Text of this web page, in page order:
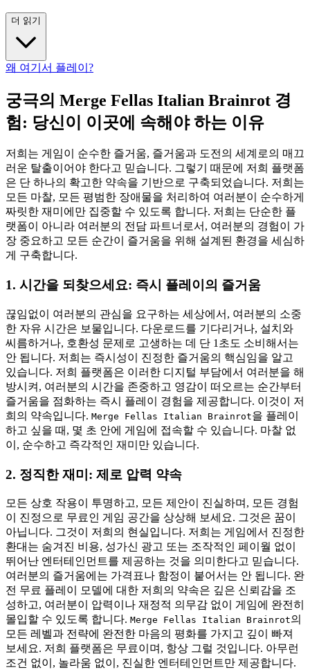
더 읽기
왜 여기서 플레이?
궁극의 Merge Fellas Italian Brainrot 경
험: 당신이 이곳에 속해야 하는 이유
저희는 게임이 순수한 즐거움, 즐거움과 도전의 세계로의 매끄
러운 탈출이어야 한다고 믿습니다. 그렇기 때문에 저희 플랫폼
은 단 하나의 확고한 약속을 기반으로 구축되었습니다. 저희는
모든 마찰, 모든 평범한 장애물을 처리하여 여러분이 순수하게
짜릿한 재미에만 집중할 수 있도록 합니다. 저희는 단순한 플
랫폼이 아니라 여러분의 전담 파트너로서, 여러분의 경험이 가
장 중요하고 모든 순간이 즐거움을 위해 설계된 환경을 세심하
게 구축합니다.
1. 시간을 되찾으세요: 즉시 플레이의 즐거움
끊임없이 여러분의 관심을 요구하는 세상에서, 여러분의 소중
한 자유 시간은 보물입니다. 다운로드를 기다리거나, 설치와
씨름하거나, 호환성 문제로 고생하는 데 단 1초도 소비해서는
안 됩니다. 저희는 즉시성이 진정한 즐거움의 핵심임을 알고
있습니다. 저희 플랫폼은 이러한 디지털 부담에서 여러분을 해
방시켜, 여러분의 시간을 존중하고 영감이 떠오르는 순간부터
즐거움을 점화하는 즉시 플레이 경험을 제공합니다. 이것이 저
희의 약속입니다. Merge Fellas Italian Brainrot을 플레이
하고 싶을 때, 몇 초 안에 게임에 접속할 수 있습니다. 마찰 없
이, 순수하고 즉각적인 재미만 있습니다.
2. 정직한 재미: 제로 압력 약속
모든 상호 작용이 투명하고, 모든 제안이 진실하며, 모든 경험
이 진정으로 무료인 게임 공간을 상상해 보세요. 그것은 꿈이
아닙니다. 그것이 저희의 현실입니다. 저희는 게임에서 진정한
환대는 숨겨진 비용, 성가신 광고 또는 조작적인 페이월 없이
뛰어난 엔터테인먼트를 제공하는 것을 의미한다고 믿습니다.
여러분의 즐거움에는 가격표나 함정이 붙어서는 안 됩니다. 완
전 무료 플레이 모델에 대한 저희의 약속은 깊은 신뢰감을 조
성하고, 여러분이 압력이나 재정적 의무감 없이 게임에 완전히
몰입할 수 있도록 합니다. Merge Fellas Italian Brainrot의
모든 레벨과 전략에 완전한 마음의 평화를 가지고 깊이 빠져
보세요. 저희 플랫폼은 무료이며, 항상 그럴 것입니다. 아무런
조건 없이, 놀라움 없이, 진실한 엔터테인먼트만 제공합니다.